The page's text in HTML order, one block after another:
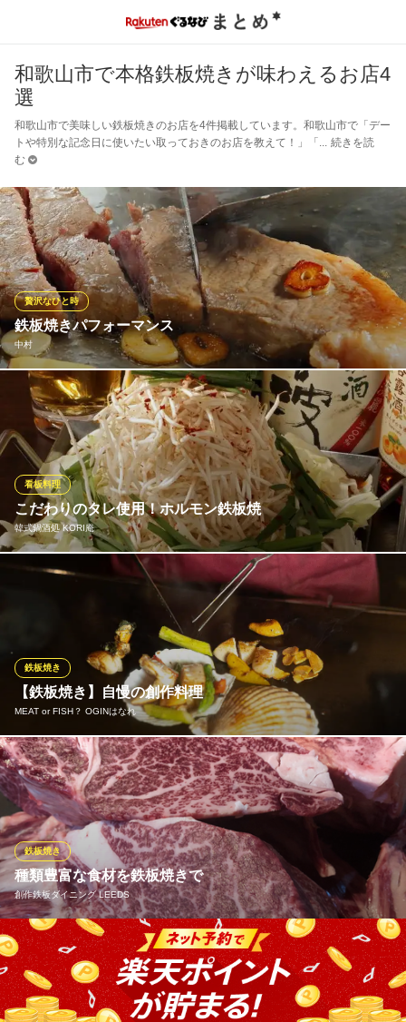
和歌山市で本格鉄板焼きが味わえるお店4
選
和歌山市で美味しい鉄板焼きのお店を4件掲載しています。和歌山市で「デー
トや特別な記念日に使いたい取っておきのお店を教えて！」「
続きを読
む
鉄板焼きパフォーマンス
中村
贅沢なひと時
職人がお客様の目の前で食材を焼いてご提供いたします。 鉄板焼
き個室で、厳選食材と職人の腕を存分にお楽しみください！
中村
ステーキ・高級鉄板焼
ＪＲ和歌山駅 徒歩15分
和歌山県和歌山市吉田865
こだわりのタレ使用！ホルモン鉄板焼
韓式鍋酒処 KORI庵
看板料理
当店の特製ホルモン鉄板焼のタレは15種類の原料でブレンドされ
たもの。本場韓国のソウルスタイルそのものです。 研究に研究を
重ね、本国に何度も足を運び完成させたタレは、他の追従を許さ
ないものになりました。 たくさんの野菜と、てっちゃんがよくか
らみ、ガッツリいけます！
韓式鍋酒処 KORI庵
南海線和歌山市駅 車5分
和歌山県和歌山市東鍛冶屋町19
【鉄板焼き】自慢の創作料理
MEAT or FISH？ OGINはなれ
鉄板焼き
厳選素材の鉄板焼きや創作鉄板料理の数々！ 新鮮な魚介類に和牛
などの厳選素材を鉄板で焼くことで旨味をとじこめストレートに
厳選素材の味が引き出せます。
MEAT or FISH？ OGINはなれ
鉄板焼き 鮮魚とお肉
ＪＲ和歌山駅 徒歩11分
和歌山県和歌山市吉田602 ヤマイチプラザ吉田1F
種類豊富な食材を鉄板焼きで
創作鉄板ダイニング LEEDS
鉄板焼き
名物の「ジャンボハラミ串」をはじめ、バラエティー豊かな鉄板
焼を楽しめるお店。一品料理も充実の品ぞろえです。 その日のお
すすめを店内入り口の黒板でご案内！
※こちらは夜のみのこだわりです。